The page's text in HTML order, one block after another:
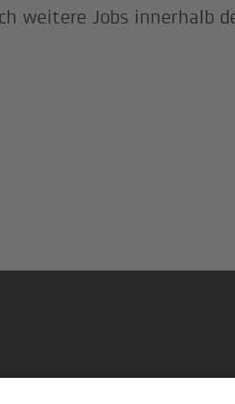
weitere Jobs innerhalb